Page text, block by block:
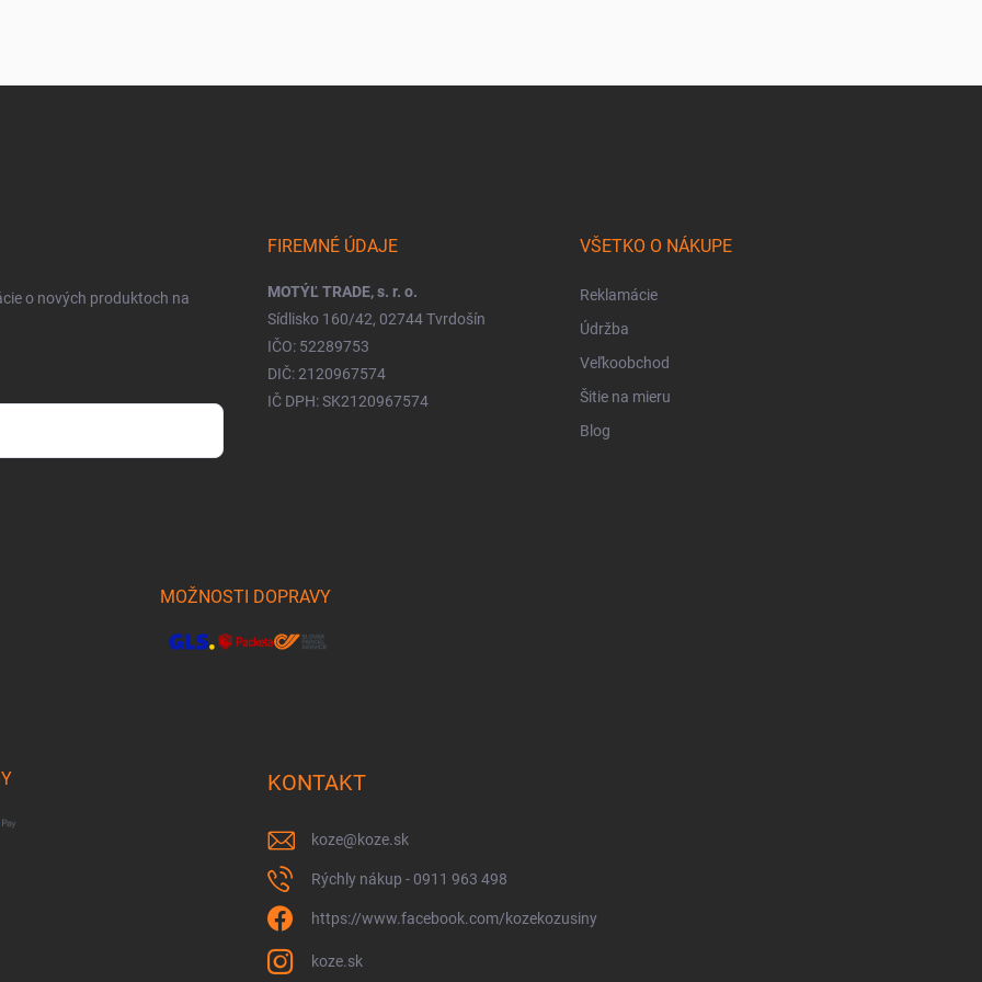
o nových produktoch na
FIREMNÉ ÚDAJE
MOTÝĽ TRADE, s. r. o.
Sídlisko 160/42, 02744 Tvrdošín
IČO: 52289753
DIČ: 2120967574
IČ DPH: SK2120967574
VŠETKO O NÁKUPE
Reklamácie
Údržba
Veľkoobchod
Šitie na mieru
Blog
MOŽNOSTI DOPRAVY
KONTAKT
koze@koze.sk
Rýchly nákup - 0911 963 498
https://www.facebook.com/kozekozusiny
koze.sk